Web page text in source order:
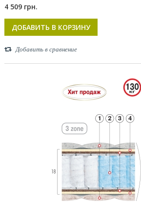
4 509 грн.
ДОБАВИТЬ В КОРЗИНУ
Добавить в сравнение